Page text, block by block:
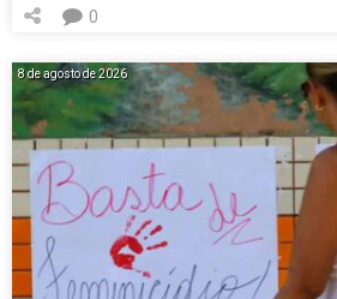
0
8 de agosto de 2026